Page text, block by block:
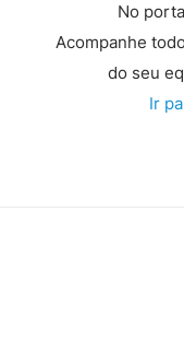
No
Acompanhe
do seu
Ir